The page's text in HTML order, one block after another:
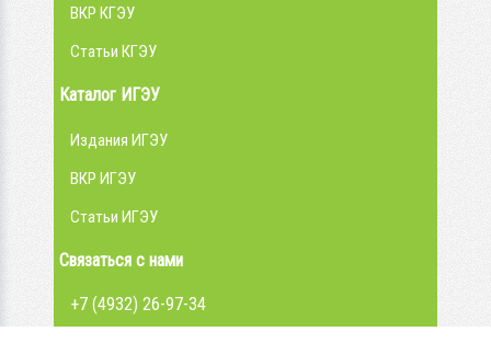
ВКР КГЭУ
Статьи КГЭУ
Каталог ИГЭУ
Издания ИГЭУ
ВКР ИГЭУ
Статьи ИГЭУ
Связаться с нами
+7 (4932) 26-97-34